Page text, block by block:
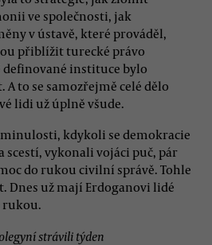
ve společnosti, jak
v ústavě, které prováděl,
přiblížit turecké právo
definované instituce bylo
to se samozřejmě celé dělo
lidi už úplně všude.
kdykoli se demokracie
scestí, vykonali vojáci puč, pár
do rukou civilní správě. Tohle
Dnes už mají Erdoganovi lidé
rukou.
strávili týden